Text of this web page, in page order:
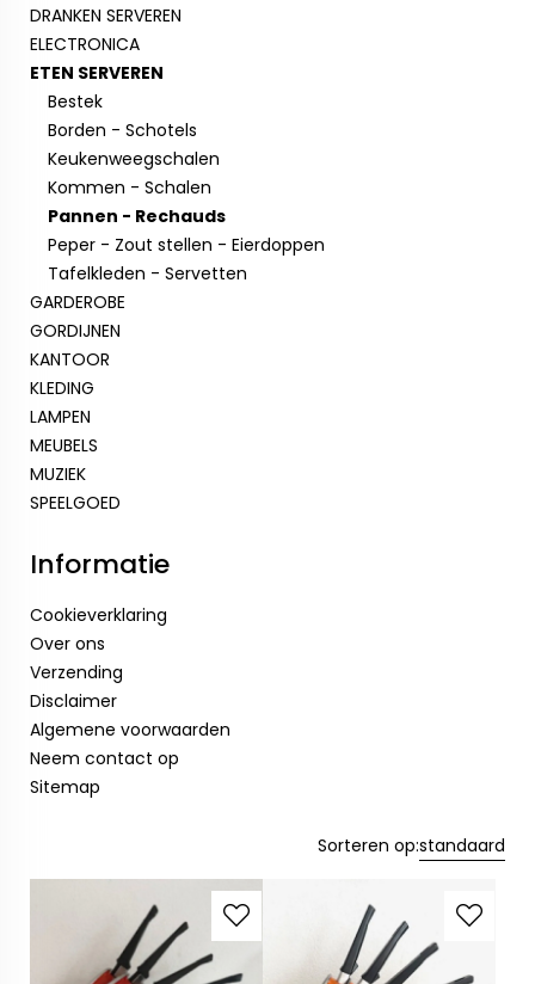
DRANKEN SERVEREN
ELECTRONICA
ETEN SERVEREN
Bestek
Borden - Schotels
Keukenweegschalen
Kommen - Schalen
Pannen - Rechauds
Peper - Zout stellen - Eierdoppen
Tafelkleden - Servetten
GARDEROBE
GORDIJNEN
KANTOOR
KLEDING
LAMPEN
MEUBELS
MUZIEK
SPEELGOED
Informatie
Cookieverklaring
Over ons
Verzending
Disclaimer
Algemene voorwaarden
Neem contact op
Sitemap
Sorteren op:standaard